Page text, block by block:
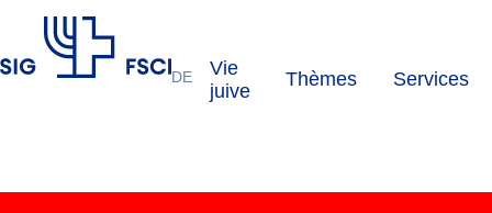
DE
Vie
juive
Thèmes Services